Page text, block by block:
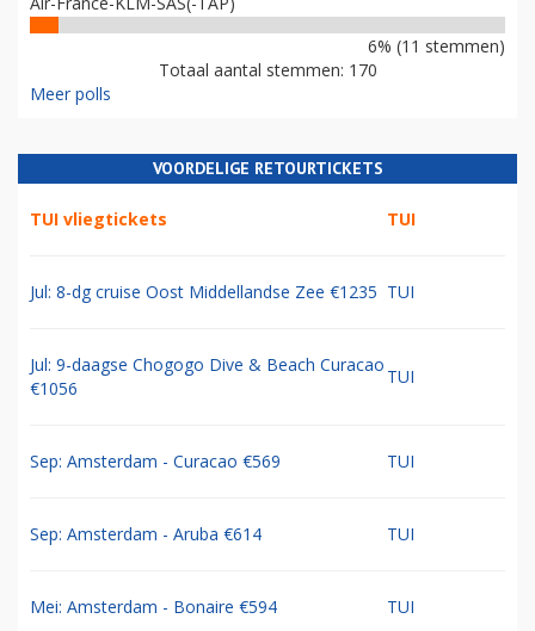
6% (11 stemmen)
Totaal aantal stemmen: 170
Meer polls
VOORDELIGE RETOURTICKETS
TUI vliegtickets TUI
Jul: 8-dg cruise Oost Middellandse Zee €1235 TUI
Jul: 9-daagse Chogogo Dive & Beach Curacao
€1056
TUI
Sep: Amsterdam - Curacao €569 TUI
Sep: Amsterdam - Aruba €614 TUI
Mei: Amsterdam - Bonaire €594 TUI